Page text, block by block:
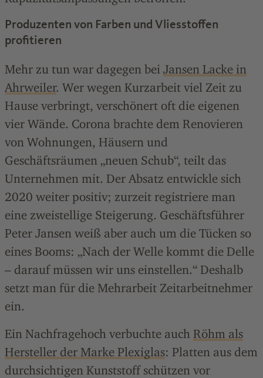
Produzenten von Farben und Vliesstoffen
profitieren
Mehr zu tun war dagegen bei Jansen Lacke in
Ahrweiler. Wer wegen Kurzarbeit viel Zeit zu
Hause verbringt, verschönert oft die eigenen
vier Wände. Corona brachte dem Renovieren
von Wohnungen, Häusern und
Geschäftsräumen „neuen Schub“, teilt das
Unternehmen mit. Der Absatz entwickle sich
2020 weiter positiv; zurzeit registriere man
eine zweistellige Steigerung. Geschäftsführer
Peter Jansen weiß aber auch um die Tücken so
eines Booms: „Nach der Welle kommt die Delle
– darauf müssen wir uns einstellen.“ Deshalb
setzt man für die Mehrarbeit Zeitarbeitnehmer
ein.
Ein Nachfragehoch verbuchte auch Röhm als
Hersteller der Marke Plexiglas: Platten aus dem
durchsichtigen Kunststoff schützen vor